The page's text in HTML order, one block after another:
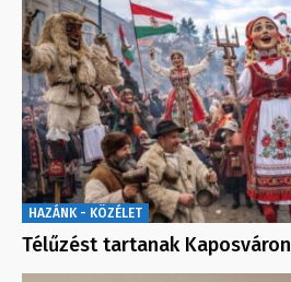
HAZÁNK - KÖZÉLET
Télűzést tartanak Kaposváron